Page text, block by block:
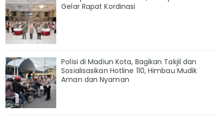
Gelar Rapat Kordinasi
Polisi di Madiun Kota, Bagikan Takjil dan
Sosialisasikan Hotline 110, Himbau Mudik
Aman dan Nyaman